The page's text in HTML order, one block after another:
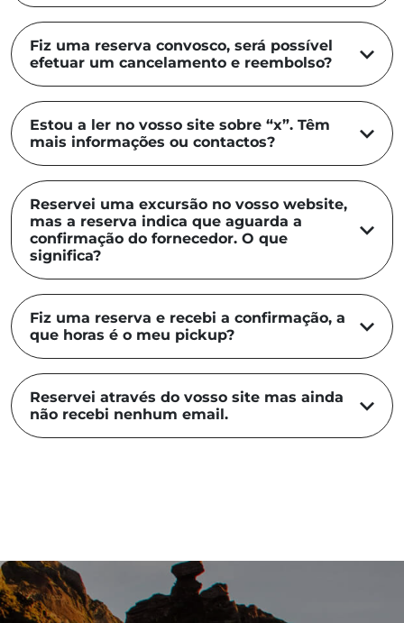
Fiz uma reserva convosco, será possível
efetuar um cancelamento e reembolso?
Estou a ler no vosso site sobre “x”. Têm
mais informações ou contactos?
Reservei uma excursão no vosso website,
mas a reserva indica que aguarda a
confirmação do fornecedor. O que
significa?
Fiz uma reserva e recebi a confirmação, a
que horas é o meu pickup?
Reservei através do vosso site mas ainda
não recebi nenhum email.